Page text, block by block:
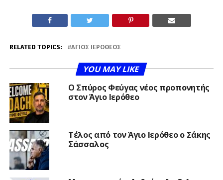
RELATED TOPICS: ΆΓΙΟΣ ΙΕΡΌΘΕΟΣ
YOU MAY LIKE
Ο Σπύρος Φεύγας νέος προπονητής
στον Άγιο Ιερόθεο
Τέλος από τον Άγιο Ιερόθεο ο Σάκης
Σάσσαλος